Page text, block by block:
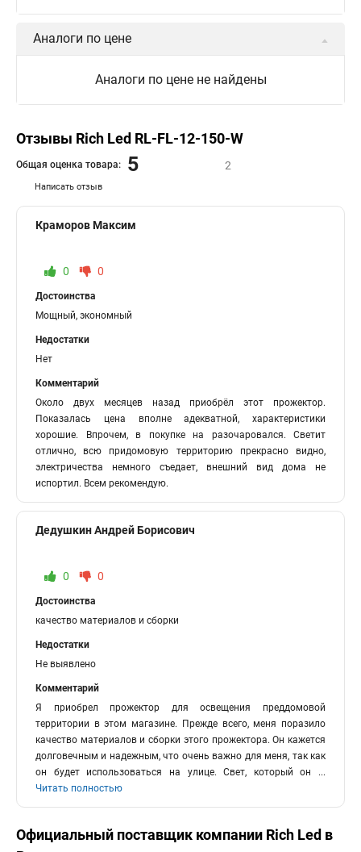
Аналоги по цене
Аналоги по цене не найдены
Отзывы Rich Led RL-FL-12-150-W
Написать отзыв
Общая оценка товара: 5 2
Краморов Максим
0 0
Достоинства
Мощный, экономный
Недостатки
Нет
Комментарий
Около двух месяцев назад приобрёл этот прожектор.
Показалась цена вполне адекватной, характеристики
хорошие. Впрочем, в покупке на разочаровался. Светит
отлично, всю придомовую территорию прекрасно видно,
электричества немного съедает, внешний вид дома не
испортил. Всем рекомендую.
Дедушкин Андрей Борисович
0 0
Достоинства
качество материалов и сборки
Недостатки
Не выявлено
Комментарий
Я приобрел прожектор для освещения преддомовой
территории в этом магазине. Прежде всего, меня поразило
качество материалов и сборки этого прожектора. Он кажется
долговечным и надежным, что очень важно для меня, так как
он будет использоваться на улице. Свет, который он ...
Читать полностью
Официальный поставщик компании Rich Led в